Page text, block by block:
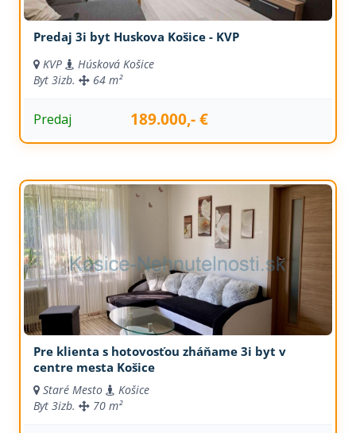
Predaj 3i byt Huskova Košice - KVP
KVP
Húsková Košice
Byt 3izb. 64 m²
Predaj 189.000,- €
Pre klienta s hotovosťou zháňame 3i byt v
centre mesta Košice
Staré Mesto
Košice
Byt 3izb. 70 m²